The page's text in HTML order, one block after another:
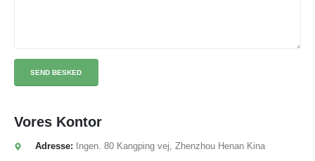
Vores Kontor
Adresse: Ingen. 80 Kangping vej, Zhenzhou Henan Kina